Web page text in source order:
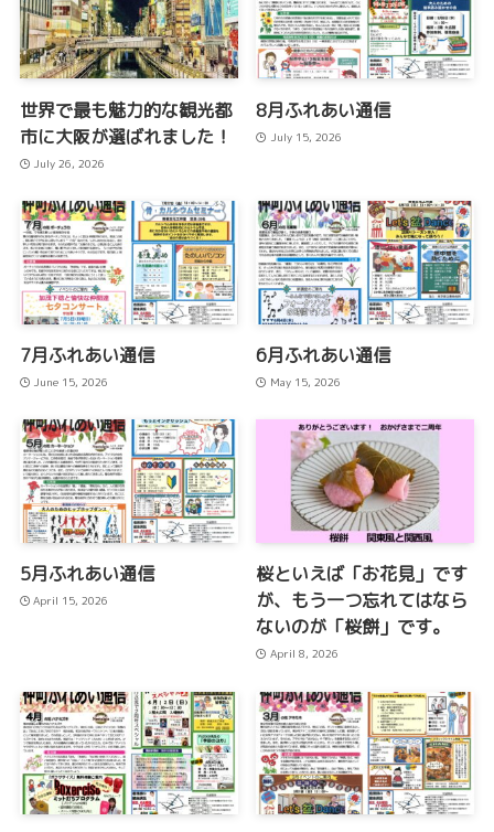
世界で最も魅力的な観光都
市に大阪が選ばれました！
July 26, 2026
8月ふれあい通信
July 15, 2026
7月ふれあい通信
June 15, 2026
6月ふれあい通信
May 15, 2026
5月ふれあい通信
April 15, 2026
桜といえば「お花見」です
が、もう一つ忘れてはなら
ないのが「桜餅」です。
April 8, 2026